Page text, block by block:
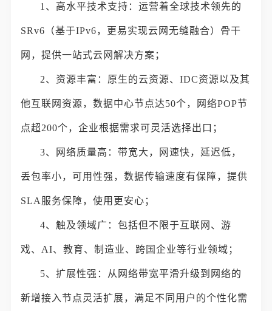
1、高水平技术支持：运营着全球技术领先的
SRv6（基于IPv6，更易实现云网无缝融合）骨干
网，提供一站式云网解决方案；
2、资源丰富：原生的云资源、IDC资源以及其
他互联网资源，数据中心节点达50个，网络POP节
点超200个，企业根据需求可灵活选择出口；
3、网络质量高：带宽大，网速快，延迟低，
丢包率小，可用性强，数据传输速度有保障，提供
SLA服务保障，使用更安心；
4、触及领域广：包括但不限于互联网、游
戏、AI、教育、制造业、跨国企业等行业领域；
5、扩展性强：从网络带宽平滑升级到网络的
新增接入节点灵活扩展，满足不同用户的个性化需